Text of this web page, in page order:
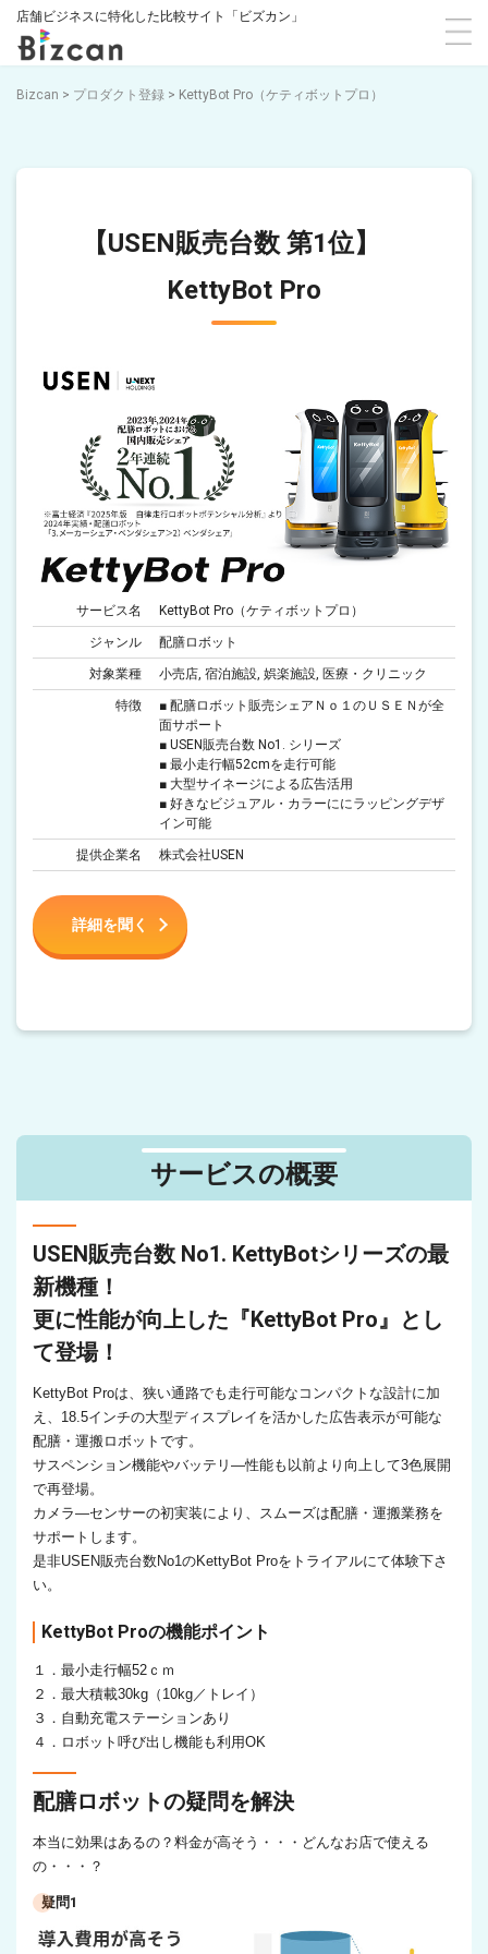
店舗ビジネスに特化した比較サイト「ビズカン」
Bizcan > プロダクト登録 > KettyBot Pro（ケティボットプロ）
【USEN販売台数 第1位】
KettyBot Pro
サービス名 KettyBot Pro（ケティボットプロ）
ジャンル 配膳ロボット
対象業種 小売店, 宿泊施設, 娯楽施設, 医療・クリニック
特徴
■ 配膳ロボット販売シェアＮｏ１のＵＳＥＮが全
面サポート
■ USEN販売台数 No1. シリーズ
■ 最小走行幅52cmを走行可能
■ 大型サイネージによる広告活用
■ 好きなビジュアル・カラーににラッピングデザ
イン可能
提供企業名 株式会社USEN
詳細を聞く
サービスの概要
USEN販売台数 No1. KettyBotシリーズの最
新機種！
更に性能が向上した『KettyBot Pro』とし
て登場！
KettyBot Proは、狭い通路でも走行可能なコンパクトな設計に加
え、18.5インチの大型ディスプレイを活かした広告表示が可能な
配膳・運搬ロボットです。
サスペンション機能やバッテリ―性能も以前より向上して3色展開
で再登場。
カメラ―センサーの初実装により、スムーズは配膳・運搬業務を
サポートします。
是非USEN販売台数No1のKettyBot Proをトライアルにて体験下さ
い。
KettyBot Proの機能ポイント
１．最小走行幅52ｃｍ
２．最大積載30kg（10kg／トレイ）
３．自動充電ステーションあり
４．ロボット呼び出し機能も利用OK
配膳ロボットの疑問を解決
本当に効果はあるの？料金が高そう・・・どんなお店で使える
の・・・？
疑問1